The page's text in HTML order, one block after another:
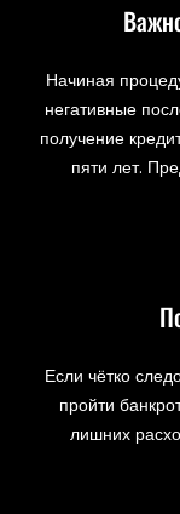
Начиная
негативные
получение
пяти лет.
Если чётко
пройти
лишних